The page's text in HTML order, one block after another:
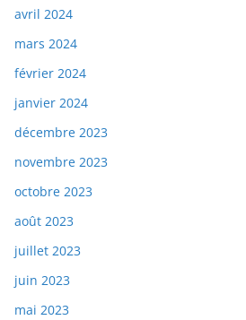
avril 2024
mars 2024
février 2024
janvier 2024
décembre 2023
novembre 2023
octobre 2023
août 2023
juillet 2023
juin 2023
mai 2023